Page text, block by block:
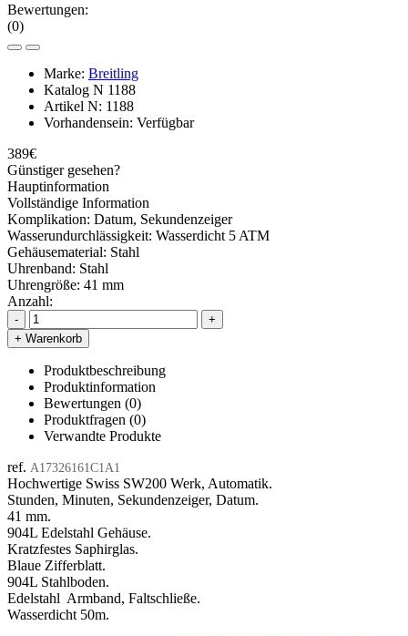
Bewertungen:
(0)
Marke: Breitling
Katalog N 1188
Artikel N: 1188
Vorhandensein: Verfügbar
389€
Günstiger gesehen?
Hauptinformation
Vollständige Information
Komplikation: Datum, Sekundenzeiger
Wasserundurchlässigkeit: Wasserdicht 5 ATM
Gehäusematerial: Stahl
Uhrenband: Stahl
Uhrengröße: 41 mm
Anzahl:
-
+
+ Warenkorb
Produktbeschreibung
Produktinformation
Bewertungen (0)
Produktfragen (0)
Verwandte Produkte
ref. A17326161C1A1
Hochwertige Swiss SW200 Werk, Automatik.
Stunden, Minuten, Sekundenzeiger, Datum.
41 mm.
904L Edelstahl Gehäuse.
Kratzfestes Saphirglas.
Blaue Zifferblatt.
904L Stahlboden.
Edelstahl Armband, Faltschließe.
Wasserdicht 50m.